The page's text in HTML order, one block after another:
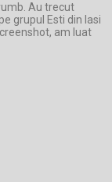
Au trecut
grupul Esti din Iasi
am luat